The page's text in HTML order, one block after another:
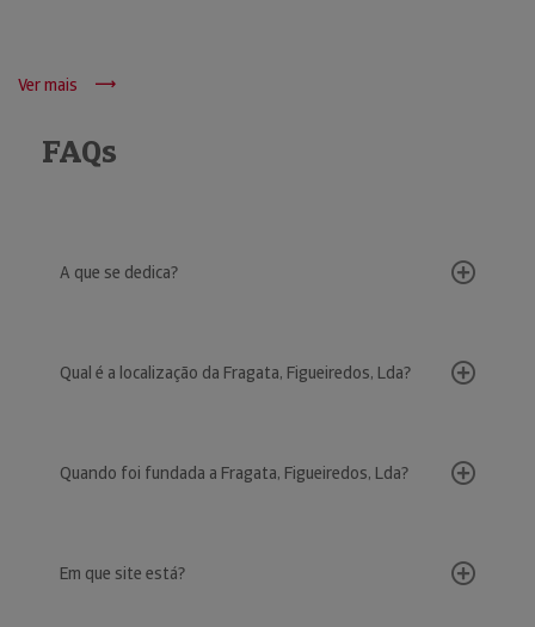
Ver mais
FAQs
A que se dedica?
Qual é a localização da Fragata, Figueiredos, Lda?
Quando foi fundada a Fragata, Figueiredos, Lda?
Em que site está?